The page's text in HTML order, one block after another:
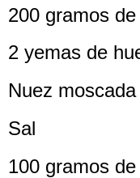
200 gramos
2 yemas de
Nuez moscada
Sal
100 gramos